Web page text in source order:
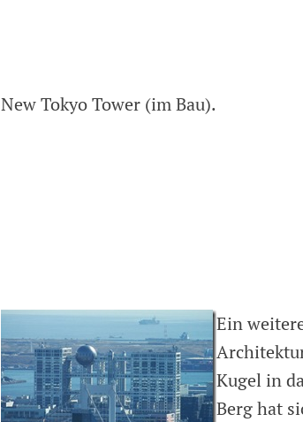
New Tokyo Tower (im Bau).
Ein
Kugel in
Berg hat